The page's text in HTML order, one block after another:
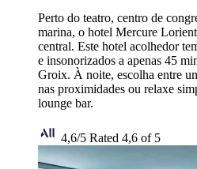
Perto do teatro, centro de
marina, o hotel Mercure
central. Este hotel acolhedor
e insonorizados a apenas 45
Groix. À noite, escolha entre
nas proximidades ou relaxe
lounge bar.
4,6/5 Rated 4,6 of 5